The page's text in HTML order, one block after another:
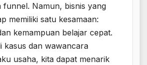
funnel. Namun, bisnis yang
memiliki satu kesamaan:
kemampuan belajar cepat.
kasus dan wawancara
usaha, kita dapat menarik